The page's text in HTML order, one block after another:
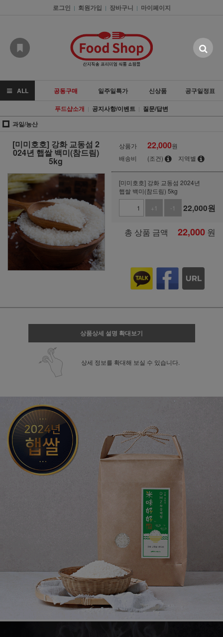
로그인 | 회원가입 | 장바구니 | 마이페이지
ALL 공동구매 일주일특가 신상품
공구일정표
푸드샵소개 | 공지사항/이벤트 | 질문/답변
과일/농산
[미미호호] 강화 교동섬 2
024년 햅쌀 백미(참드림)
5kg
상품가 22,000원
배송비
(조건) 지역별
[미미호호] 강화 교동섬 2024년
햅쌀 백미(참드림) 5kg
+1
-1 22,000원
총 상품 금액 22,000 원
상품상세 설명 확대보기
상세 정보를 확대해 보실 수 있습니다.